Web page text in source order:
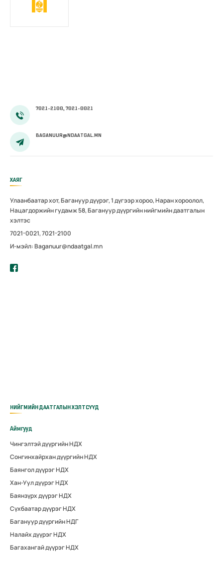
7021-2100, 7021-0021
BAGANUUR@NDAATGAL.MN
ХАЯГ
Улаанбаатар хот, Багануур дүүрэг, 1 дүгээр хороо, Наран хороолол,
Нацагдоржийн гудамж 58, Багануур дүүргийн нийгмийн даатгалын
хэлтэс
7021-0021, 7021-2100
И-мэйл: Baganuur@ndaatgal.mn
НИЙГМИЙН ДААТГАЛЫН ХЭЛТСҮҮД
Аймгууд
Чингэлтэй дүүргийн НДХ
Сонгинхайрхан дүүргийн НДХ
Баянгол дүүрэг НДХ
Хан-Уул дүүрэг НДХ
Баянзүрх дүүрэг НДХ
Сүхбаатар дүүрэг НДХ
Багануур дүүргийн НДГ
Налайх дүүрэг НДХ
Багахангай дүүрэг НДХ